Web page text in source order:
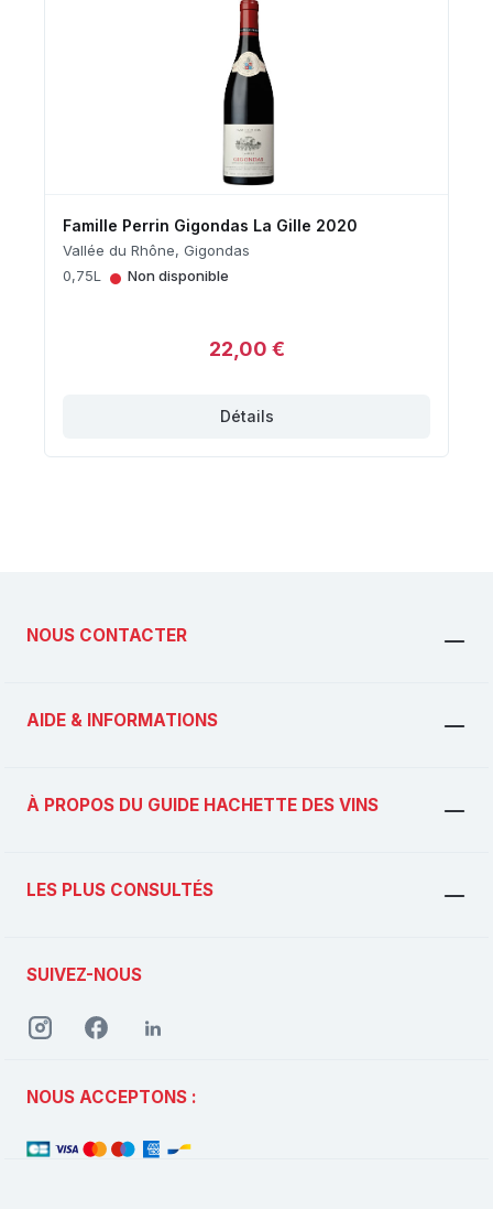
Famille Perrin Gigondas La Gille 2020
Vallée du Rhône, Gigondas
0,75L
• Non disponible
22,00 €
Détails
NOUS CONTACTER
AIDE & INFORMATIONS
À PROPOS DU GUIDE HACHETTE DES VINS
LES PLUS CONSULTÉS
SUIVEZ-NOUS
NOUS ACCEPTONS :